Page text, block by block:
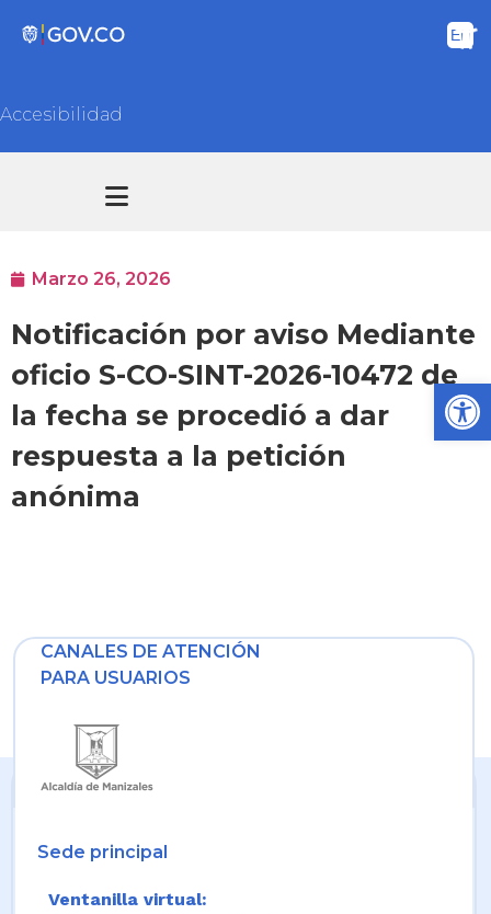
Accesibilidad
Marzo 26, 2026
Notificación por aviso Mediante
oficio S-CO-SINT-2026-10472 de
la fecha se procedió a dar
respuesta a la petición
anónima
CANALES DE ATENCIÓN
PARA USUARIOS
Sede principal
Ventanilla virtual: